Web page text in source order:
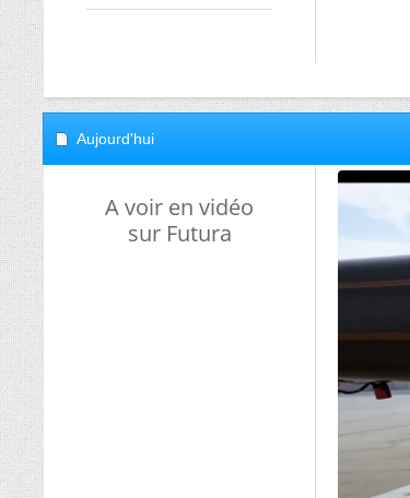
Aujourd'hui
A voir en vidéo
sur Futura